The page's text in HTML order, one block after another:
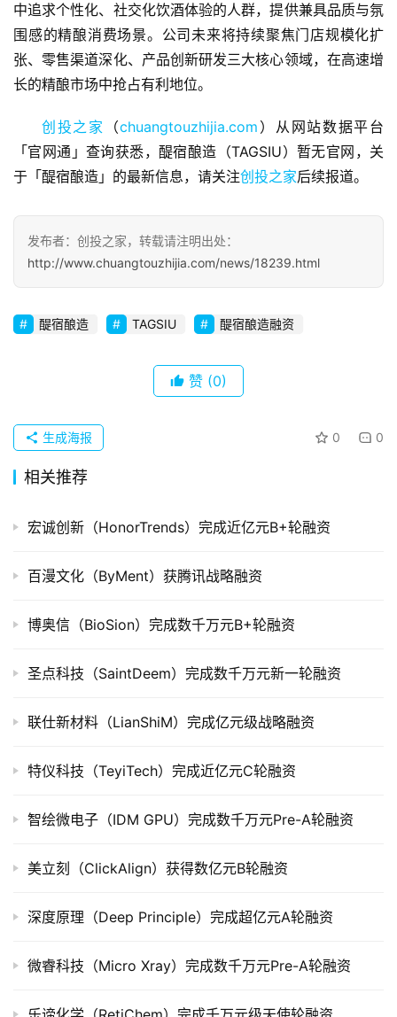
融
资
报
道
商
业
观
初
业
布
并
重
上
投
据
创
学
院
投稿
中追求个性化、社交化饮酒体验的人群，提供兼具品质与氛
围感的精酿消费场景。公司未来将持续聚焦门店规模化扩
张、零售渠道深化、产品创新研发三大核心领域，在高速增
长的精酿市场中抢占有利地位。
创投之家 （chuangtouzhijia.com ）从网站数据平台
「官网通」查询获悉，醍宿酿造（TAGSIU）暂无官网，关
于「醍宿酿造」的最新信息，请关注创投之家后续报道。
发布者：创投之家，转载请注明出处：
http://www.chuangtouzhijia.com/news/18239.html
醍宿酿造 TAGSIU 醍宿酿造融资
赞 (0)
0 0
生成海报
相关推荐
宏诚创新（HonorTrends）完成近亿元B+轮融资
百漫文化（ByMent）获腾讯战略融资
博奥信（BioSion）完成数千万元B+轮融资
圣点科技（SaintDeem）完成数千万元新一轮融资
联仕新材料（LianShiM）完成亿元级战略融资
特仪科技（TeyiTech）完成近亿元C轮融资
智绘微电子（IDM GPU）完成数千万元Pre-A轮融资
美立刻（ClickAlign）获得数亿元B轮融资
深度原理（Deep Principle）完成超亿元A轮融资
微睿科技（Micro Xray）完成数千万元Pre-A轮融资